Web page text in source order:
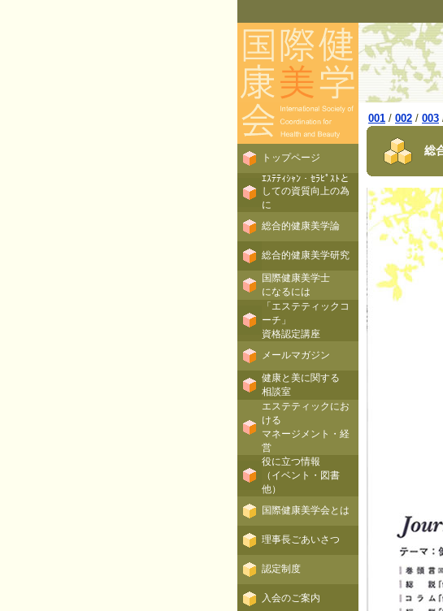
001 / 002 / 003
総
トップページ
ｴｽﾃﾃｨｼｬﾝ・ｾﾗﾋﾟｽﾄと
しての資質向上の為
に
総合的健康美学論
総合的健康美学研究
国際健康美学士
になるには
「エステティックコ
ーチ」
資格認定講座
メールマガジン
健康と美に関する
相談室
エステティックにお
ける
マネージメント・経
営
役に立つ情報
（イベント・図書
他）
国際健康美学会とは
理事長ごあいさつ
認定制度
入会のご案内